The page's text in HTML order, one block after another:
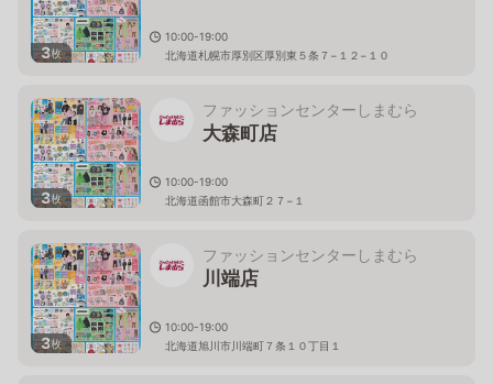
3枚
10:00-19:00
北海道札幌市厚別区厚別東５条７−１２−１０
3枚
ファッションセンターしまむら
大森町店
10:00-19:00
北海道函館市大森町２７−１
3枚
ファッションセンターしまむら
川端店
10:00-19:00
北海道旭川市川端町７条１０丁目１